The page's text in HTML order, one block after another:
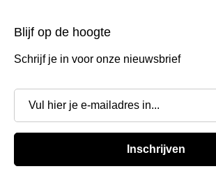
Blijf op de hoogte
Schrijf je in voor onze nieuwsbrief
Inschrijven